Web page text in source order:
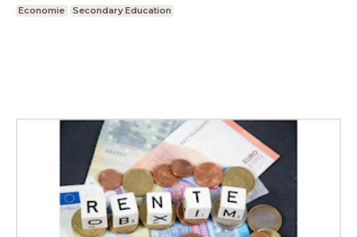
Economie Secondary Education